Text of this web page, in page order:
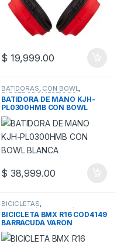
$ 19,999.00
BATIDORAS, CON BOWL,
ELECTRODOMESTICOS
BATIDORA DE MANO KJH-
PL0300HMB CON BOWL
BLANCA
$ 38,999.00
BICICLETAS,
RODADOS/JUGUETES/BEBE
BICICLETA BMX R16 COD4149
BARRACUDA VARON
AMARILLA